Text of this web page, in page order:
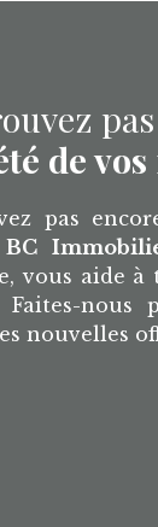
pas
de vos
pas
BC
vous aide
Faites-
nouvelles